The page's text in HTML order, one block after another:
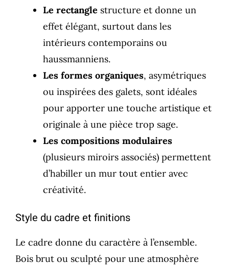
Le rectangle structure et donne un
effet élégant, surtout dans les
intérieurs contemporains ou
haussmanniens.
Les formes organiques, asymétriques
ou inspirées des galets, sont idéales
pour apporter une touche artistique et
originale à une pièce trop sage.
Les compositions modulaires
(plusieurs miroirs associés) permettent
d’habiller un mur tout entier avec
créativité.
Style du cadre et finitions
Le cadre donne du caractère à l’ensemble.
Bois brut ou sculpté pour une atmosphère